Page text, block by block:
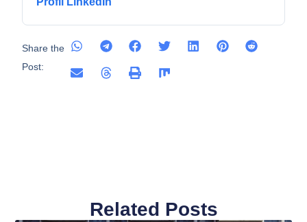
Share the
Post:
Related Posts